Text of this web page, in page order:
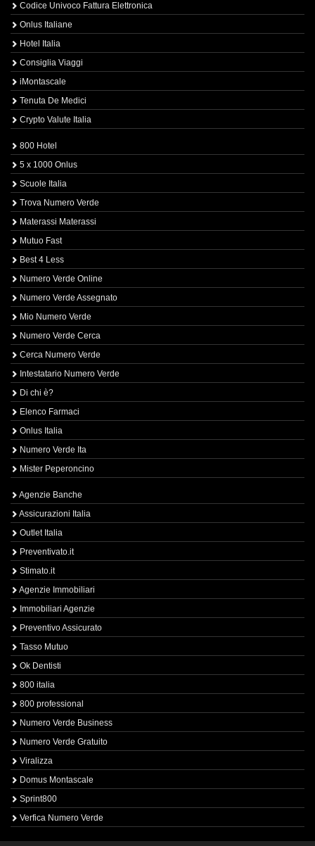
Codice Univoco Fattura Elettronica
Onlus Italiane
Hotel Italia
Consiglia Viaggi
iMontascale
Tenuta De Medici
Crypto Valute Italia
800 Hotel
5 x 1000 Onlus
Scuole Italia
Trova Numero Verde
Materassi Materassi
Mutuo Fast
Best 4 Less
Numero Verde Online
Numero Verde Assegnato
Mio Numero Verde
Numero Verde Cerca
Cerca Numero Verde
Intestatario Numero Verde
Di chi è?
Elenco Farmaci
Onlus Italia
Numero Verde Ita
Mister Peperoncino
Agenzie Banche
Assicurazioni Italia
Outlet Italia
Preventivato.it
Stimato.it
Agenzie Immobiliari
Immobiliari Agenzie
Preventivo Assicurato
Tasso Mutuo
Ok Dentisti
800 italia
800 professional
Numero Verde Business
Numero Verde Gratuito
Viralizza
Domus Montascale
Sprint800
Verfica Numero Verde